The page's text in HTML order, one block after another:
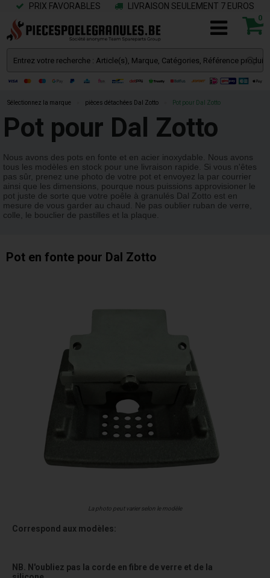
PRIX FAVORABLES LIVRAISON SEULEMENT 7 EUROS
0
Sélectionnez la marque pièces détachées Dal Zotto Pot pour Dal Zotto
Pot pour Dal Zotto
Nous avons des pots en fonte et en acier inoxydable. Nous avons
tous les modèles en stock pour une livraison rapide. Si vous n'êtes
pas sûr, prenez une photo de votre pot et envoyez la par courrier
ainsi que les dimensions, pourque nous puissions approvisioner le
pot juste de sorte que votre poêle à granulés Dal Zotto est en
mesure de vous garder au chaud. Ne pas oublier ruban de verre,
colle, le bouclier de pastilles et la plaque.
Pot en fonte pour Dal Zotto
La photo peut varier selon le modèle
Correspond aux modèles:
NB. N'oubliez pas la corde en fibre de verre et de la